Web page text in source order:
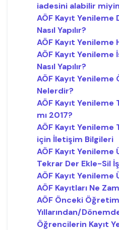
iadesini alabilir
AÖF Kayıt Yenileme
Nasıl Yapılır?
AÖF Kayıt
AÖF Kayıt
Nasıl Yapılır?
AÖF Kayıt
Nelerdir?
AÖF Kayıt
mı 2017?
AÖF Kayıt
için İletişim Bilgileri
AÖF Kayıt Yenileme
Tekrar Der Ekle-Sil
AÖF Kayıt
AÖF Kayıtları Ne
AÖF Önceki Öğretim
Yıllarından/
Öğrencilerin Kayıt